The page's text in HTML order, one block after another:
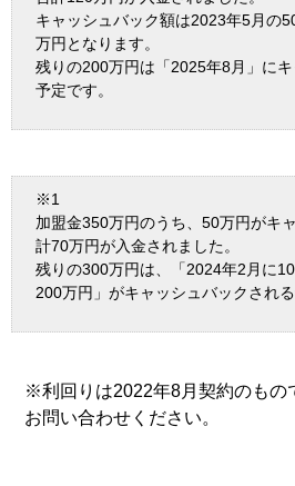
キャッシュバック額は2023年5月の
万円となります。
残りの200万円は「2025年8月」に
予定です。
※1
加盟金350万円のうち、50万円がキ
計70万円が入金されました。
残りの300万円は、「2024年2月に
200万円」がキャッシュバックされる
※利回りは2022年8月契約のもの
お問い合わせください。